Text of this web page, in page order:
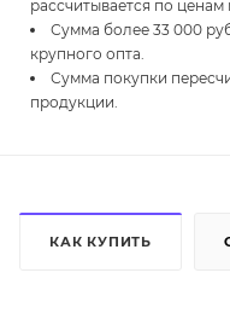
рассчитывается по ценам
Сумма более 33 000
крупного опта.
Сумма покупки
продукции.
КАК КУПИТЬ